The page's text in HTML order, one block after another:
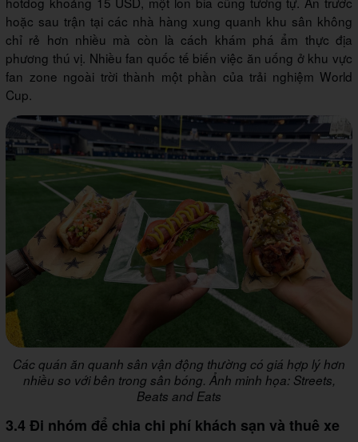
hoặc sau trận tại các nhà hàng xung quanh khu sân không
chỉ rẻ hơn nhiều mà còn là cách khám phá ẩm thực địa
phương thú vị. Nhiều fan quốc tế biến việc ăn uống ở khu vực
fan zone ngoài trời thành một phần của trải nghiệm World
Cup.
Các quán ăn quanh sân vận động thường có giá hợp lý hơn
nhiều so với bên trong sân bóng. Ảnh minh họa: Streets,
Beats and Eats
3.4 Đi nhóm để chia chi phí khách sạn và thuê xe